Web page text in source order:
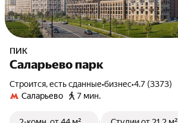
ПИК
Саларьево парк
Строится, есть сданные•бизнес•4.7 (3373)
Саларьево
7 мин.